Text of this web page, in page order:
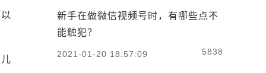
新手在做微信视频号时，有哪些点不
能触犯？
2021-01-20 18:57:09 5838